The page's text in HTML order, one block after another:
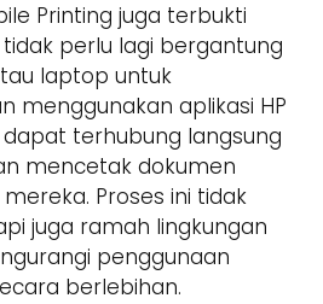
Printing juga terbukti
perlu lagi bergantung
laptop untuk
menggunakan aplikasi HP
terhubung langsung
mencetak dokumen
Proses ini tidak
juga ramah lingkungan
penggunaan
berlebihan.